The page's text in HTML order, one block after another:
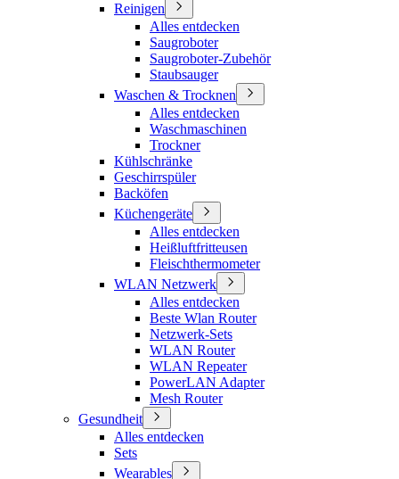
Reinigen
Alles entdecken
Saugroboter
Saugroboter-Zubehör
Staubsauger
Waschen & Trocknen
Alles entdecken
Waschmaschinen
Trockner
Kühlschränke
Geschirrspüler
Backöfen
Küchengeräte
Alles entdecken
Heißluftfritteusen
Fleischthermometer
WLAN Netzwerk
Alles entdecken
Beste Wlan Router
Netzwerk-Sets
WLAN Router
WLAN Repeater
PowerLAN Adapter
Mesh Router
Gesundheit
Alles entdecken
Sets
Wearables